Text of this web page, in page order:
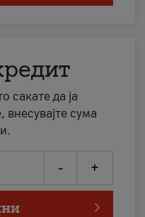
сакате да ја
сума
- +